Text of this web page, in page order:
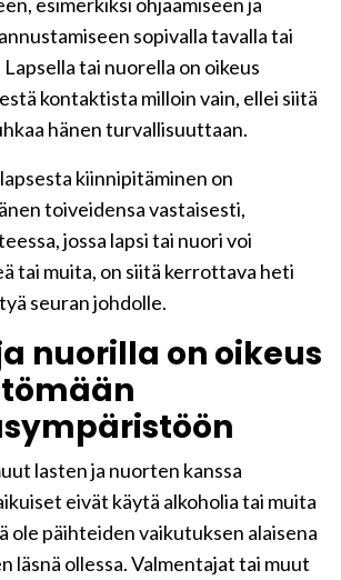
sopivalla tavalla tai
tai nuorella on oikeus
kontaktista milloin vain, ellei siitä
hänen turvallisuuttaan.
kiinnipitäminen on
toiveidensa vastaisesti,
jossa lapsi tai nuori voi
tai muita, on siitä kerrottava heti
seuran johdolle.
nuorilla on oikeus
lasten ja nuorten kanssa
eivät käytä alkoholia tai muita
ole päihteiden vaikutuksen alaisena
läsnä ollessa.Valmentajat tai muut